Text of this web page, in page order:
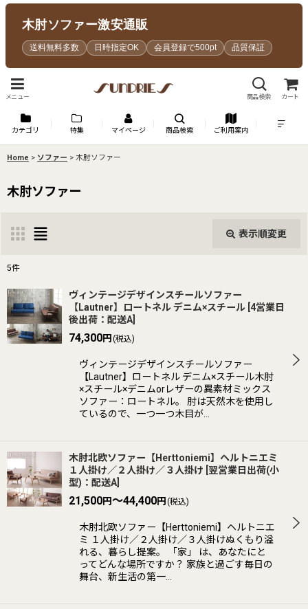
木肘ソファー激安通販
送料無料多数 日時指定OK 会員登録で500pt 品質保証
メニュー 商品検索 カート
カテゴリ 特集 マイページ 商品検索 ご利用案内
Home > ソファー > 木肘ソファー
木肘ソファー
表示順変更
表示数:
並び順:
絞り込む
5件
ヴィンテージデザインスチールソファー
【Lautner】ロートネル デニム×スチール 4営業日
後出荷：配送A
74,300円 (税込)
ヴィンテージデザインスチールソファー
【Lautner】ロートネル デニム×スチール木肘
×スチール×デニムorレザーの異素材ミックス
ソファー：ロートネル。 肘は天然木を使用し
ているので、一つ一つ木目が…
木肘北欧ソファー【Herttoniemi】ヘルトニエミ
１人掛け／２人掛け／３人掛け 翌営業日出荷(小
型)：配送A
21,500円～44,400円 (税込)
木肘北欧ソファー【Herttoniemi】ヘルトニエ
ミ １人掛け／２人掛け／３人掛けぬくもり溢
れる、暮らし提案。 「家」 は、あなたにと
ってどんな場所ですか？ 家族と過ごす毎日の
舞台、新生活の第一…